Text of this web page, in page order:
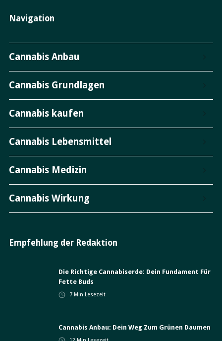
Navigation
Cannabis Anbau
Cannabis Grundlagen
Cannabis kaufen
Cannabis Lebensmittel
Cannabis Medizin
Cannabis Wirkung
Empfehlung der Redaktion
Die Richtige Cannabiserde: Dein Fundament Für
Fette Buds
7 Min Lesezeit
Cannabis Anbau: Dein Weg Zum Grünen Daumen